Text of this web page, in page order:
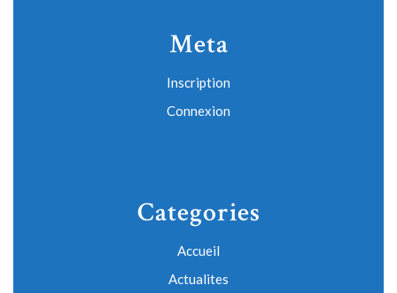
Meta
Inscription
Connexion
Categories
Accueil
Actualites